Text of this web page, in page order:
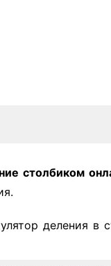
столбиком
деления в